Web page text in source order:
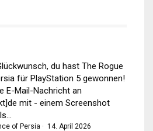
du hast The Rogue
für PlayStation 5 gewonnen!
E-Mail-Nachricht an
mit - einem Screenshot
of Persia · 14. April 2026